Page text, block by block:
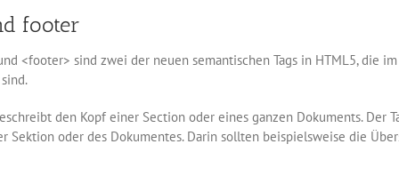
footer
<footer> sind zwei der neuen semantischen Tags in HTML5, die
den Kopf einer Section oder eines ganzen Dokuments. Der
Sektion oder des Dokumentes. Darin sollten beispielsweise die